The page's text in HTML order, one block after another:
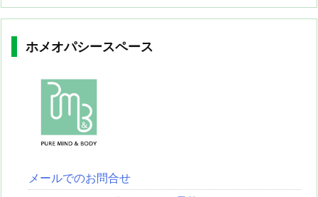
カ
イ
ブ
ホメオパシースペース
メールでのお問合せ